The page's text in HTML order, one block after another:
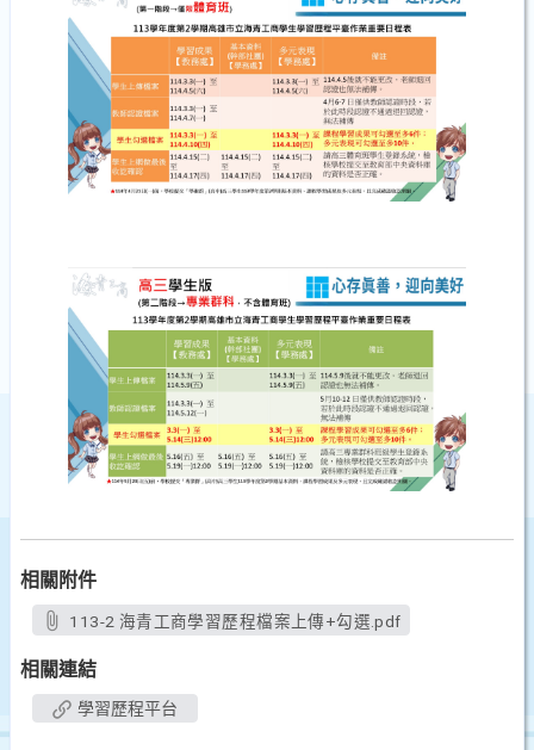
相關附件
113-2 海青工商學習歷程檔案上傳+勾選.pdf
相關連結
學習歷程平台